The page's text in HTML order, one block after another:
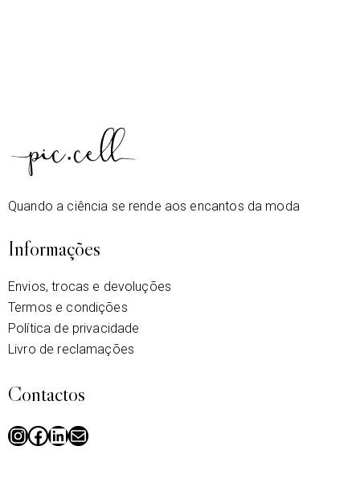
Quando a ciência se rende aos encantos da moda
Informações
Envios, trocas e devoluções
Termos e condições
Política de privacidade
Livro de reclamações
Contactos